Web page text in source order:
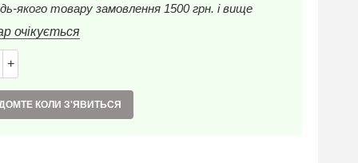
якого товару замовлення 1500 грн. і вище
очікується
+
КОЛИ З'ЯВИТЬСЯ